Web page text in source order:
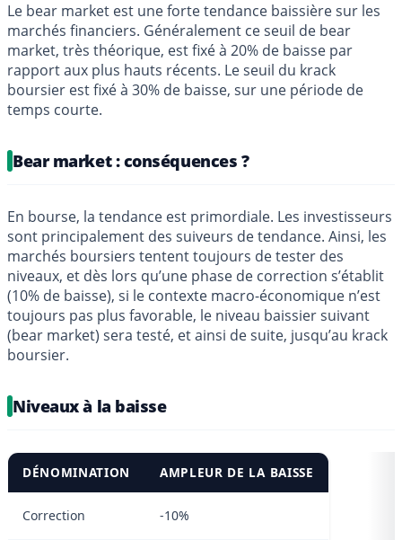
Le bear market est une forte tendance baissière sur les
marchés financiers. Généralement ce seuil de bear
market, très théorique, est fixé à 20% de baisse par
rapport aux plus hauts récents. Le seuil du krack
boursier est fixé à 30% de baisse, sur une période de
temps courte.
Bear market : conséquences ?
En bourse, la tendance est primordiale. Les investisseurs
sont principalement des suiveurs de tendance. Ainsi, les
marchés boursiers tentent toujours de tester des
niveaux, et dès lors qu’une phase de correction s’établit
(10% de baisse), si le contexte macro-économique n’est
toujours pas plus favorable, le niveau baissier suivant
(bear market) sera testé, et ainsi de suite, jusqu’au krack
boursier.
Niveaux à la baisse
DÉNOMINATION AMPLEUR DE LA BAISSE
Correction -10%